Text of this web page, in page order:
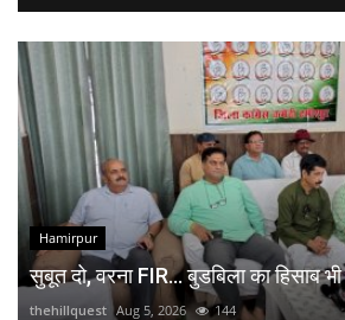
Hamirpur
सुबूत दो, वरना FIR... बुडबिला का हिसाब भी
thehillquest Aug 5, 2026 144